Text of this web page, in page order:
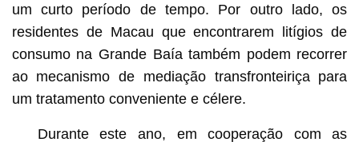
um curto período de tempo. Por outro lado, os
residentes de Macau que encontrarem litígios de
consumo na Grande Baía também podem recorrer
ao mecanismo de mediação transfronteiriça para
um tratamento conveniente e célere.
Durante este ano, em cooperação com as